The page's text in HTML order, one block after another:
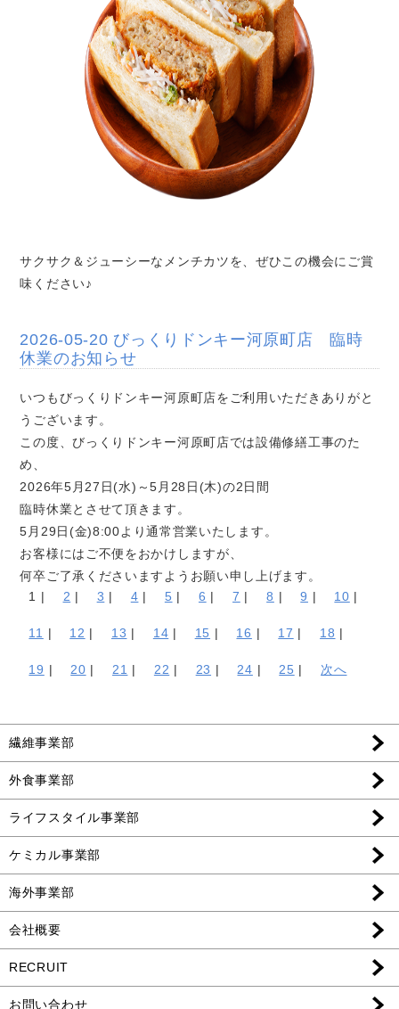
サクサク＆ジューシーなメンチカツを、ぜひこの機会にご賞
味ください♪
2026-05-20 びっくりドンキー河原町店 臨時
休業のお知らせ
いつもびっくりドンキー河原町店をご利用いただきありがと
うございます。
この度、びっくりドンキー河原町店では設備修繕工事のた
め、
2026年5月27日(水)～5月28日(木)の2日間
臨時休業とさせて頂きます。
5月29日(金)8:00より通常営業いたします。
お客様にはご不便をおかけしますが、
何卒ご了承くださいますようお願い申し上げます。
1 |
2 | 3 | 4 | 5 | 6 | 7 | 8 | 9 | 10 |
11 | 12 | 13 | 14 | 15 | 16 | 17 | 18 |
19 | 20 | 21 | 22 | 23 | 24 | 25 | 次へ
繊維事業部
外食事業部
ライフスタイル事業部
ケミカル事業部
海外事業部
会社概要
RECRUIT
お問い合わせ